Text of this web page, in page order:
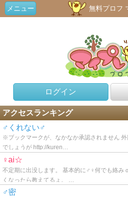
メニュー 無料プロフ
ログイン
アクセスランキング
♂くれない♂
※ブックマークが、なかなか承認されません
でしょうが http://kuren…
♀ai☆
不定期に出没します。 基本的に♂♀何でも絡み
くなったら教えてるょ。 …
♂密